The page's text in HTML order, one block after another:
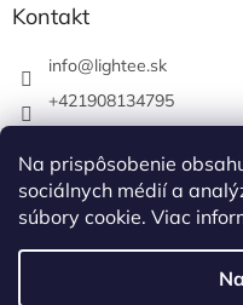
Na prispôsobenie
sociálnych médií a
súbory cookie. Viac
Kontakt
info@lightee.sk
+421908134795
lightee.sk